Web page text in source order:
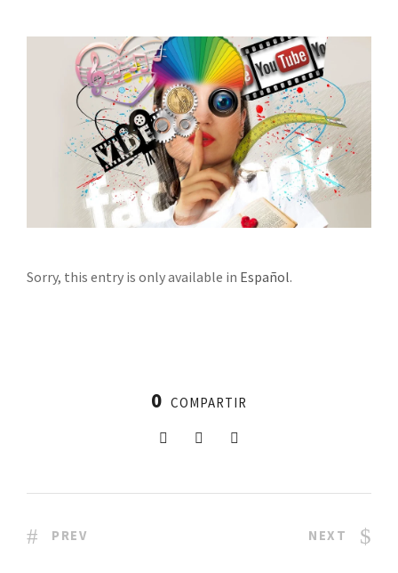
Sorry, this entry is only available in Español.
0 COMPARTIR
PREV NEXT